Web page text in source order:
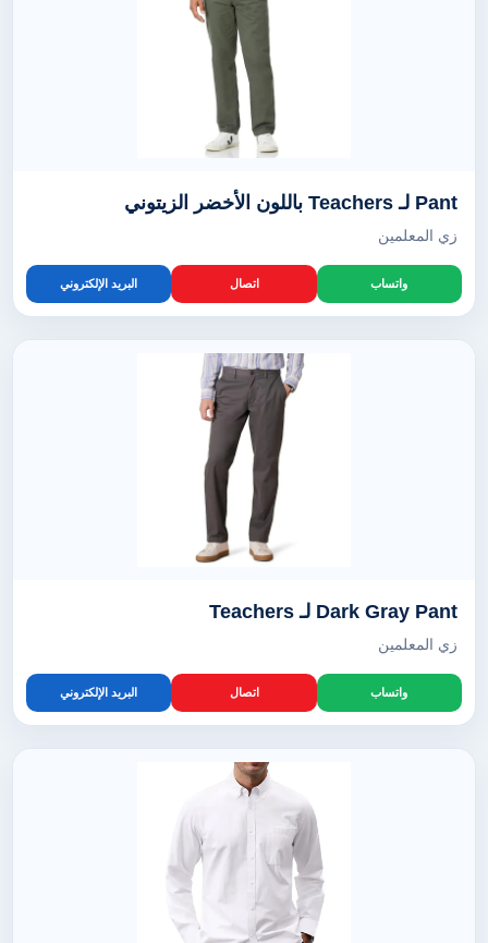
Pant لـ Teachers باللون الأخضر الزيتوني
زي المعلمين
واتساب اتصال البريد الإلكتروني
Dark Gray Pant لـ Teachers
زي المعلمين
واتساب اتصال البريد الإلكتروني